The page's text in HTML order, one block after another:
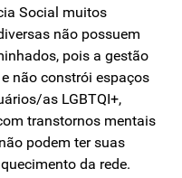
Social muitos
não possuem
pois a gestão
não constrói espaços
as LGBTQI+,
transtornos mentais
podem ter suas
da rede.